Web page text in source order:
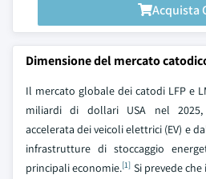
Acquista
Dimensione del mercato
Il mercato globale dei catodi LFP e
miliardi di dollari USA nel 2025,
accelerata dei veicoli elettrici (EV) e
infrastrutture di stoccaggio
principali economie.[1] Si prevede